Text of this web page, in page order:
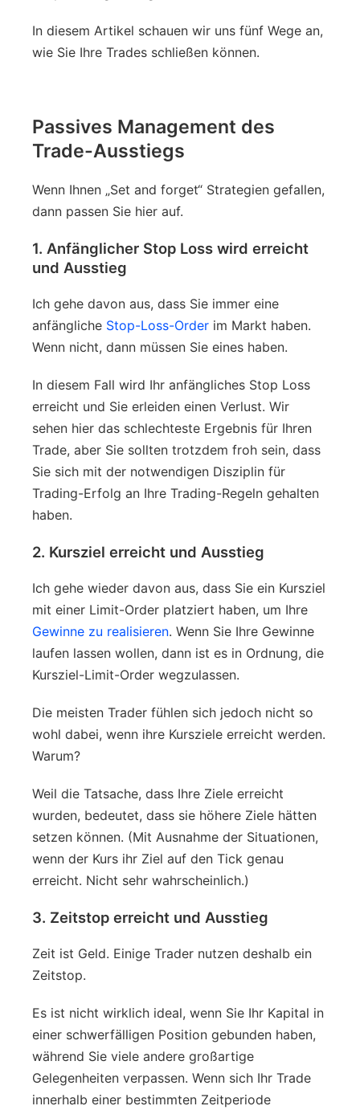
In diesem Artikel schauen wir uns fünf Wege an,
wie Sie Ihre Trades schließen können.
Passives Management des
Trade-Ausstiegs
Wenn Ihnen „Set and forget“ Strategien gefallen,
dann passen Sie hier auf.
1. Anfänglicher Stop Loss wird erreicht
und Ausstieg
Ich gehe davon aus, dass Sie immer eine
anfängliche Stop-Loss-Order im Markt haben.
Wenn nicht, dann müssen Sie eines haben.
In diesem Fall wird Ihr anfängliches Stop Loss
erreicht und Sie erleiden einen Verlust. Wir
sehen hier das schlechteste Ergebnis für Ihren
Trade, aber Sie sollten trotzdem froh sein, dass
Sie sich mit der notwendigen Disziplin für
Trading-Erfolg an Ihre Trading-Regeln gehalten
haben.
2. Kursziel erreicht und Ausstieg
Ich gehe wieder davon aus, dass Sie ein Kursziel
mit einer Limit-Order platziert haben, um Ihre
Gewinne zu realisieren. Wenn Sie Ihre Gewinne
laufen lassen wollen, dann ist es in Ordnung, die
Kursziel-Limit-Order wegzulassen.
Die meisten Trader fühlen sich jedoch nicht so
wohl dabei, wenn ihre Kursziele erreicht werden.
Warum?
Weil die Tatsache, dass Ihre Ziele erreicht
wurden, bedeutet, dass sie höhere Ziele hätten
setzen können. (Mit Ausnahme der Situationen,
wenn der Kurs ihr Ziel auf den Tick genau
erreicht. Nicht sehr wahrscheinlich.)
3. Zeitstop erreicht und Ausstieg
Zeit ist Geld. Einige Trader nutzen deshalb ein
Zeitstop.
Es ist nicht wirklich ideal, wenn Sie Ihr Kapital in
einer schwerfälligen Position gebunden haben,
während Sie viele andere großartige
Gelegenheiten verpassen. Wenn sich Ihr Trade
innerhalb einer bestimmten Zeitperiode